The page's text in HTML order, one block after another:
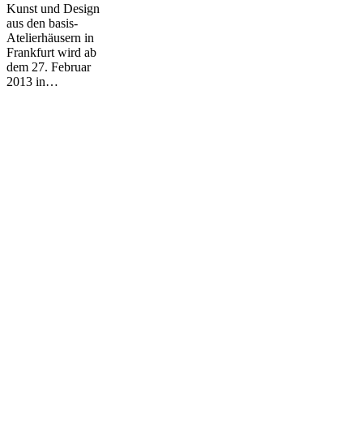
Kunst und Design
aus den basis-
Atelierhäusern in
Frankfurt wird ab
dem 27. Februar
2013 in…